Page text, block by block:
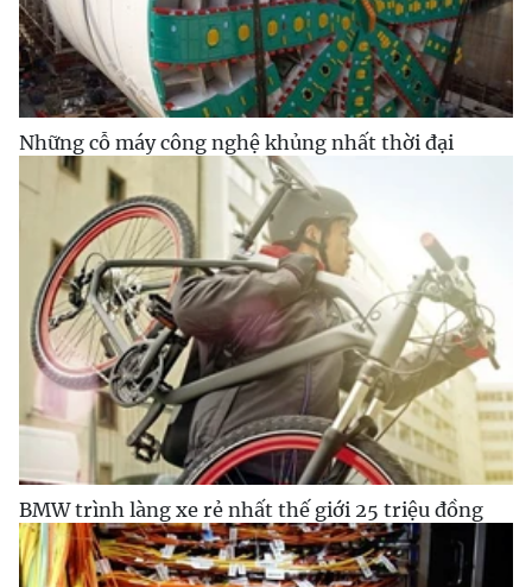
Những cỗ máy công nghệ khủng nhất thời đại
BMW trình làng xe rẻ nhất thế giới 25 triệu đồng